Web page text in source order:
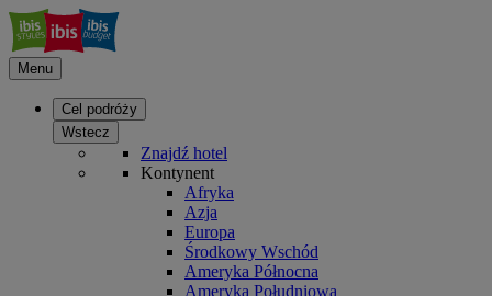
Menu
Cel podróży
Wstecz
Znajdź hotel
Kontynent
Afryka
Azja
Europa
Środkowy Wschód
Ameryka Północna
Ameryka Południowa